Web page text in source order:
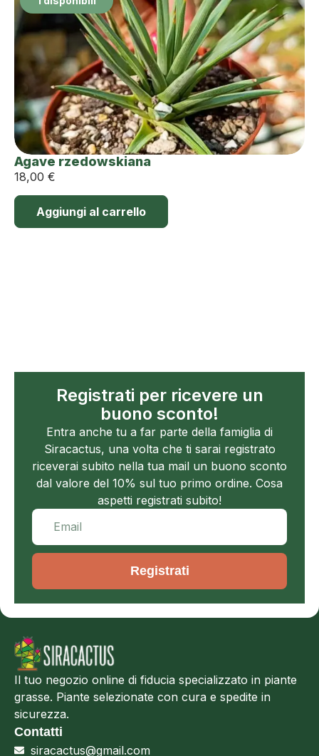
Agave rzedowskiana
18,00 €
Aggiungi al carrello
Registrati per ricevere un
buono sconto!
Entra anche tu a far parte della famiglia di
Siracactus, una volta che ti sarai registrato
riceverai subito nella tua mail un buono sconto
dal valore del 10% sul tuo primo ordine. Cosa
aspetti registrati subito!
Registrati
Il tuo negozio online di fiducia specializzato in piante
grasse. Piante selezionate con cura e spedite in
sicurezza.
Contatti
siracactus@gmail.com